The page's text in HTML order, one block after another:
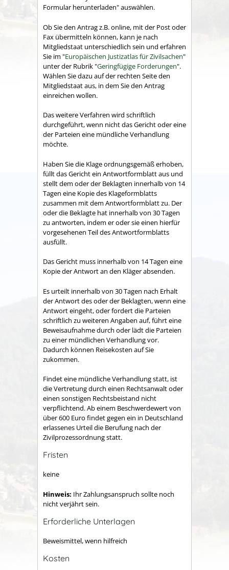
Formular herunterladen" auswählen.
Ob Sie den Antrag z.B. online, mit der Post oder
Fax übermitteln können, kann je nach
Mitgliedstaat unterschiedlich sein und erfahren
Sie im "Europäischen Justizatlas für Zivilsachen"
unter der Rubrik "Geringfügige Forderungen".
Wählen Sie dazu auf der rechten Seite den
Mitgliedstaat aus, in dem Sie den Antrag
einreichen wollen.
Das weitere Verfahren wird schriftlich
durchgeführt, wenn nicht das Gericht oder eine
der Parteien eine mündliche Verhandlung
möchte.
Haben Sie die Klage ordnungsgemäß erhoben,
füllt das Gericht ein Antwortformblatt aus und
stellt dem oder der Beklagten innerhalb von 14
Tagen eine Kopie des Klageformblatts
zusammen mit dem Antwortformblatt zu. Der
oder die Beklagte hat innerhalb von 30 Tagen
zu antworten, indem er oder sie einen hierfür
vorgesehenen Teil des Antwortformblatts
ausfüllt.
Das Gericht muss innerhalb von 14 Tagen eine
Kopie der Antwort an den Kläger absenden.
Es urteilt innerhalb von 30 Tagen nach Erhalt
der Antwort des oder der Beklagten, wenn eine
Antwort eingeht, oder fordert die Parteien
schriftlich zu weiteren Angaben auf, führt eine
Beweisaufnahme durch oder lädt die Parteien
zu einer mündlichen Verhandlung vor.
Dadurch können Reisekosten auf Sie
zukommen.
Findet eine mündliche Verhandlung statt, ist
die Vertretung durch einen Rechtsanwalt oder
einen sonstigen Rechtsbeistand nicht
verpflichtend. Ab einem Beschwerdewert von
über 600 Euro findet gegen ein in Deutschland
erlassenes Urteil die Berufung nach der
Zivilprozessordnung statt.
Fristen
keine
Hinweis: Ihr Zahlungsanspruch sollte noch
nicht verjährt sein.
Erforderliche Unterlagen
Beweismittel, wenn hilfreich
Kosten